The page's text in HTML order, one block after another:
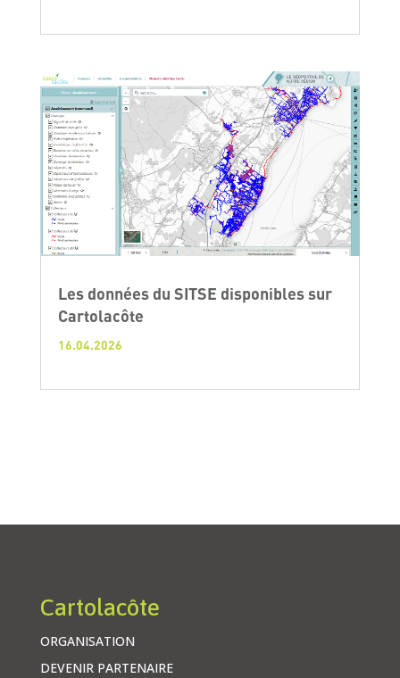
Les données du SITSE disponibles sur
Cartolacôte
16.04.2026
Cartolacôte
ORGANISATION
DEVENIR PARTENAIRE